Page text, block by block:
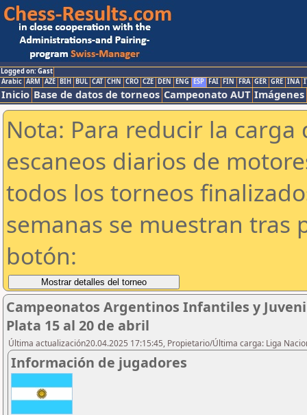
Logged on: Gast
Arabic ARM AZE BIH BUL CAT CHN CRO CZE DEN ENG ESP FAI FIN FRA GER GRE INA
Inicio Base de datos de torneos Campeonato AUT Imágenes
Nota: Para reducir la
escaneos diarios de
todos los torneos
semanas se muestran tras
botón:
Campeonatos Argentinos Infantiles y
Plata 15 al 20 de abril
Última actualización20.04.2025 17:15:45, Propietario/Última carga: Liga
Información de jugadores